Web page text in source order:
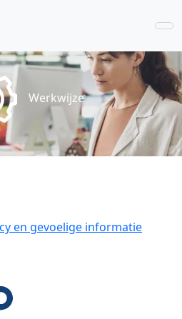
Werkwijze
en gevoelige informatie